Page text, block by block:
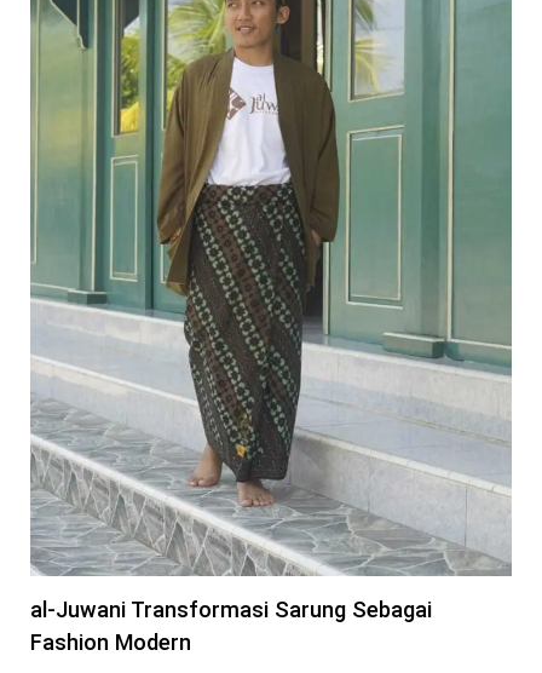
al-Juwani Transformasi Sarung Sebagai
Fashion Modern